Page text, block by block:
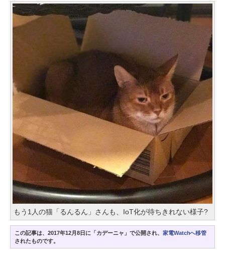
もう1人の猫「るんるん」さんも、IoT化が待ちきれない様子?
この記事は、2017年12月8日に「カデーニャ」で公開され、 家電Watchへ移管
されたものです。